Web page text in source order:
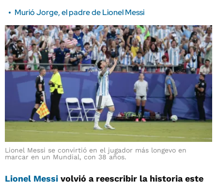
Murió Jorge, el padre de Lionel Messi
Lionel Messi se convirtió en el jugador más longevo en
marcar en un Mundial, con 38 años.
Lionel Messi volvió a reescribir la historia este